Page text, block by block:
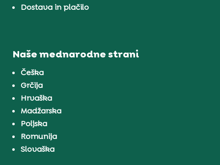
Dostava in plačilo
Naše mednarodne strani
Češka
Grčija
Hrvaška
Madžarska
Poljska
Romunija
Slovaška